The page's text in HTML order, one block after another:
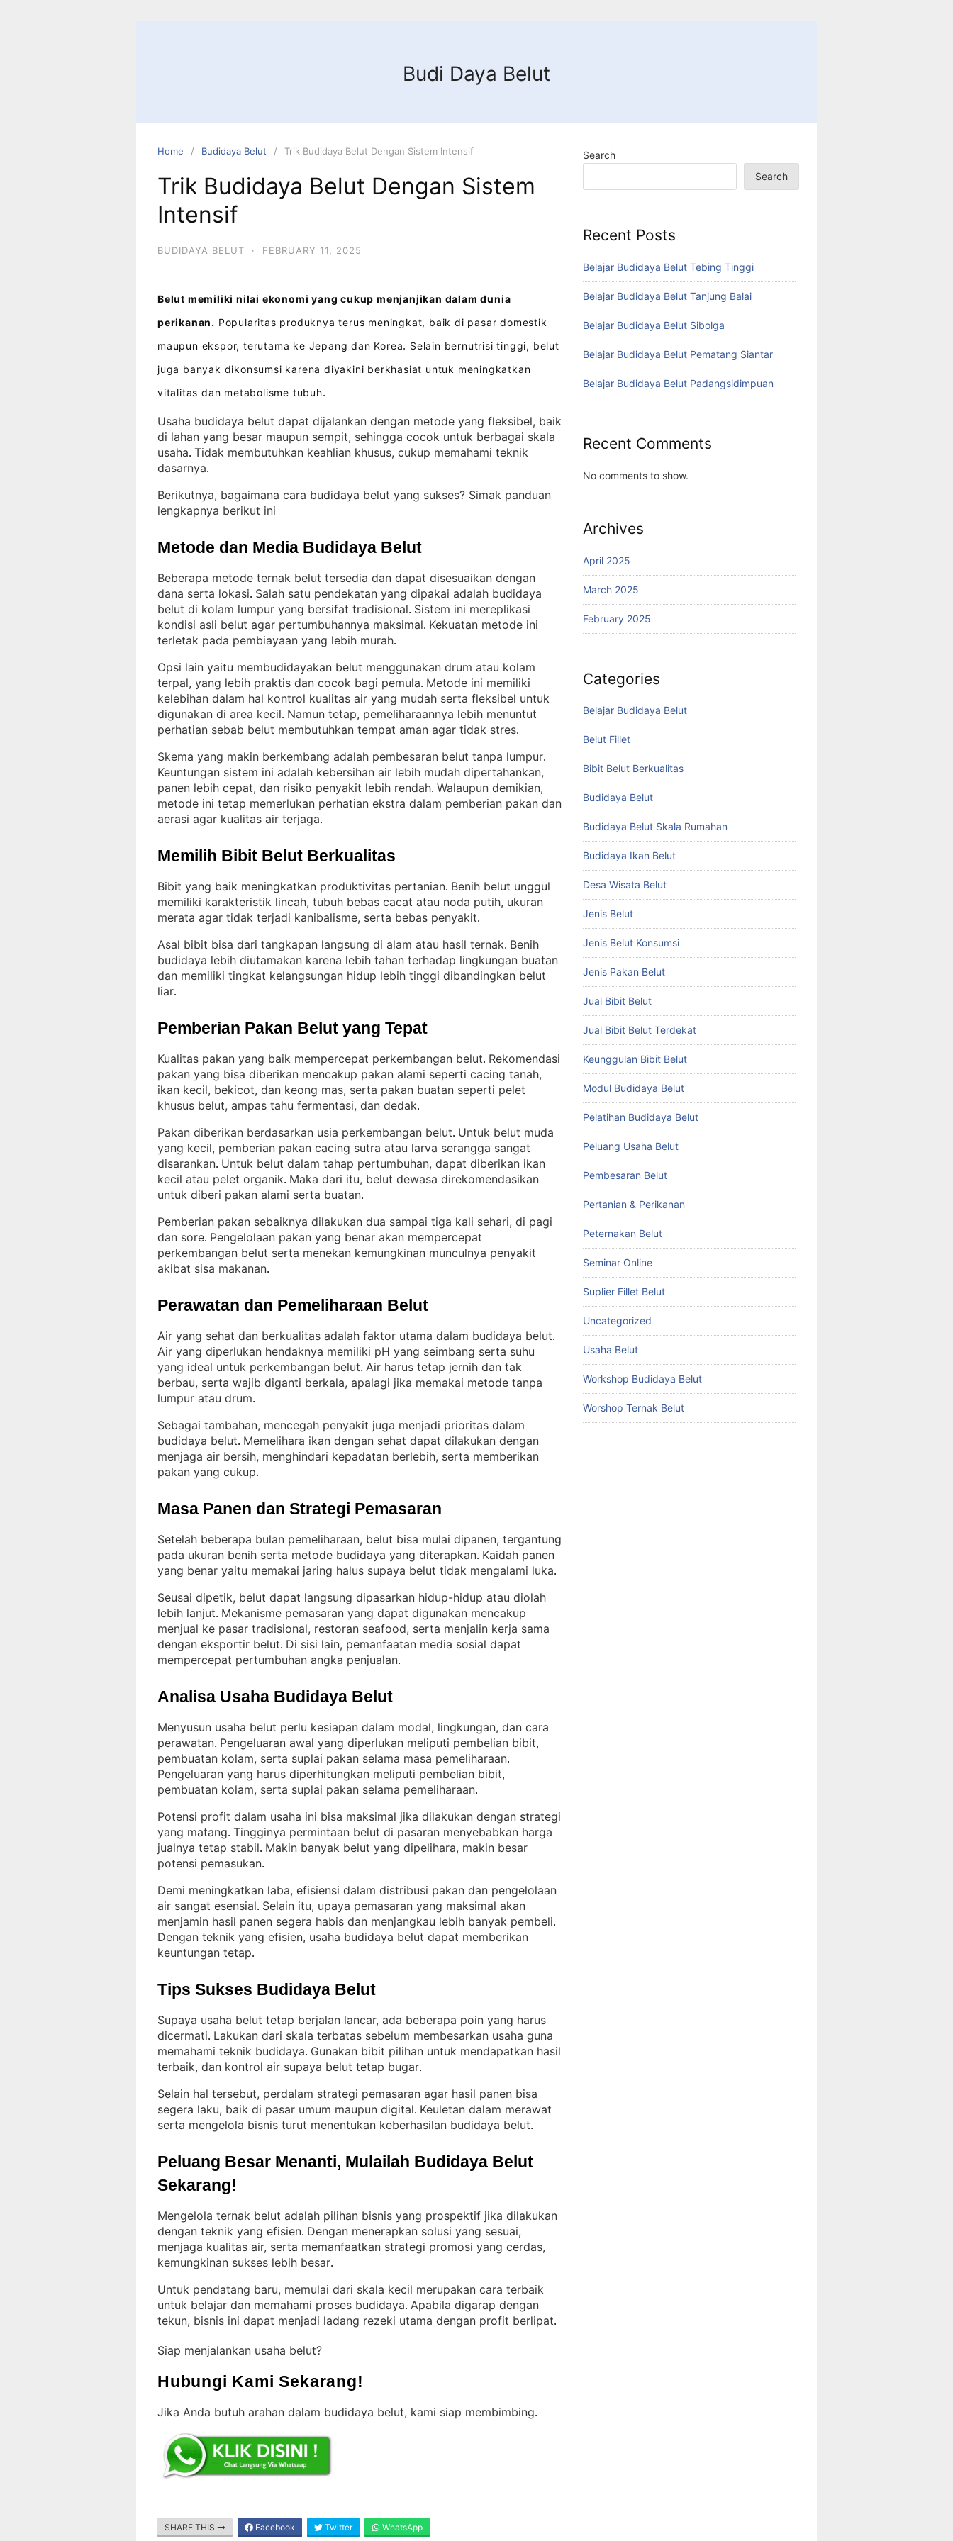
Budi Daya Belut
Home Budidaya Belut Trik Budidaya Belut Dengan Sistem Intensif
Trik Budidaya Belut Dengan Sistem
Intensif
BUDIDAYA BELUT · FEBRUARY 11, 2025
Belut memiliki nilai ekonomi yang cukup menjanjikan dalam dunia
perikanan. Popularitas produknya terus meningkat, baik di pasar domestik
maupun ekspor, terutama ke Jepang dan Korea. Selain bernutrisi tinggi, belut
juga banyak dikonsumsi karena diyakini berkhasiat untuk meningkatkan
vitalitas dan metabolisme tubuh.
Usaha budidaya belut dapat dijalankan dengan metode yang fleksibel, baik
di lahan yang besar maupun sempit, sehingga cocok untuk berbagai skala
usaha. Tidak membutuhkan keahlian khusus, cukup memahami teknik
dasarnya.
Berikutnya, bagaimana cara budidaya belut yang sukses? Simak panduan
lengkapnya berikut ini
Metode dan Media Budidaya Belut
Beberapa metode ternak belut tersedia dan dapat disesuaikan dengan
dana serta lokasi. Salah satu pendekatan yang dipakai adalah budidaya
belut di kolam lumpur yang bersifat tradisional. Sistem ini mereplikasi
kondisi asli belut agar pertumbuhannya maksimal. Kekuatan metode ini
terletak pada pembiayaan yang lebih murah.
Opsi lain yaitu membudidayakan belut menggunakan drum atau kolam
terpal, yang lebih praktis dan cocok bagi pemula. Metode ini memiliki
kelebihan dalam hal kontrol kualitas air yang mudah serta fleksibel untuk
digunakan di area kecil. Namun tetap, pemeliharaannya lebih menuntut
perhatian sebab belut membutuhkan tempat aman agar tidak stres.
Skema yang makin berkembang adalah pembesaran belut tanpa lumpur
Keuntungan sistem ini adalah kebersihan air lebih mudah dipertahankan,
panen lebih cepat, dan risiko penyakit lebih rendah. Walaupun demikian,
metode ini tetap memerlukan perhatian ekstra dalam pemberian pakan dan
aerasi agar kualitas air terjaga.
Memilih Bibit Belut Berkualitas
Bibit yang baik meningkatkan produktivitas pertanian. Benih belut unggul
memiliki karakteristik lincah, tubuh bebas cacat atau noda putih, ukuran
merata agar tidak terjadi kanibalisme, serta bebas penyakit.
Asal bibit bisa dari tangkapan langsung di alam atau hasil ternak. Benih
budidaya lebih diutamakan karena lebih tahan terhadap lingkungan buatan
dan memiliki tingkat kelangsungan hidup lebih tinggi dibandingkan belut
liar.
Pemberian Pakan Belut yang Tepat
Kualitas pakan yang baik mempercepat perkembangan belut. Rekomendasi
pakan yang bisa diberikan mencakup pakan alami seperti cacing tanah,
ikan kecil, bekicot, dan keong mas, serta pakan buatan seperti pelet
khusus belut, ampas tahu fermentasi, dan dedak.
Pakan diberikan berdasarkan usia perkembangan belut. Untuk belut muda
yang kecil, pemberian pakan cacing sutra atau larva serangga sangat
disarankan. Untuk belut dalam tahap pertumbuhan, dapat diberikan ikan
kecil atau pelet organik. Maka dari itu, belut dewasa direkomendasikan
untuk diberi pakan alami serta buatan.
Pemberian pakan sebaiknya dilakukan dua sampai tiga kali sehari, di pagi
dan sore. Pengelolaan pakan yang benar akan mempercepat
perkembangan belut serta menekan kemungkinan munculnya penyakit
akibat sisa makanan.
Perawatan dan Pemeliharaan Belut
Air yang sehat dan berkualitas adalah faktor utama dalam budidaya belut
Air yang diperlukan hendaknya memiliki pH yang seimbang serta suhu
yang ideal untuk perkembangan belut. Air harus tetap jernih dan tak
berbau, serta wajib diganti berkala, apalagi jika memakai metode tanpa
lumpur atau drum.
Sebagai tambahan, mencegah penyakit juga menjadi prioritas dalam
budidaya belut. Memelihara ikan dengan sehat dapat dilakukan dengan
menjaga air bersih, menghindari kepadatan berlebih, serta memberikan
pakan yang cukup.
Masa Panen dan Strategi Pemasaran
Setelah beberapa bulan pemeliharaan, belut bisa mulai dipanen, tergantung
pada ukuran benih serta metode budidaya yang diterapkan. Kaidah panen
yang benar yaitu memakai jaring halus supaya belut tidak mengalami luka.
Seusai dipetik, belut dapat langsung dipasarkan hidup-hidup atau diolah
lebih lanjut. Mekanisme pemasaran yang dapat digunakan mencakup
menjual ke pasar tradisional, restoran seafood, serta menjalin kerja sama
dengan eksportir belut. Di sisi lain, pemanfaatan media sosial dapat
mempercepat pertumbuhan angka penjualan.
Analisa Usaha Budidaya Belut
Menyusun usaha belut perlu kesiapan dalam modal, lingkungan, dan cara
perawatan. Pengeluaran awal yang diperlukan meliputi pembelian bibit,
pembuatan kolam, serta suplai pakan selama masa pemeliharaan
Pengeluaran yang harus diperhitungkan meliputi pembelian bibit,
pembuatan kolam, serta suplai pakan selama pemeliharaan.
Potensi profit dalam usaha ini bisa maksimal jika dilakukan dengan strategi
yang matang. Tingginya permintaan belut di pasaran menyebabkan harga
jualnya tetap stabil. Makin banyak belut yang dipelihara, makin besar
potensi pemasukan.
Demi meningkatkan laba, efisiensi dalam distribusi pakan dan pengelolaan
air sangat esensial. Selain itu, upaya pemasaran yang maksimal akan
menjamin hasil panen segera habis dan menjangkau lebih banyak pembeli
Dengan teknik yang efisien, usaha budidaya belut dapat memberikan
keuntungan tetap.
Tips Sukses Budidaya Belut
Supaya usaha belut tetap berjalan lancar, ada beberapa poin yang harus
dicermati. Lakukan dari skala terbatas sebelum membesarkan usaha guna
memahami teknik budidaya. Gunakan bibit pilihan untuk mendapatkan hasil
terbaik, dan kontrol air supaya belut tetap bugar.
Selain hal tersebut, perdalam strategi pemasaran agar hasil panen bisa
segera laku, baik di pasar umum maupun digital. Keuletan dalam merawat
serta mengelola bisnis turut menentukan keberhasilan budidaya belut.
Peluang Besar Menanti, Mulailah Budidaya Belut
Sekarang!
Mengelola ternak belut adalah pilihan bisnis yang prospektif jika dilakukan
dengan teknik yang efisien. Dengan menerapkan solusi yang sesuai,
menjaga kualitas air, serta memanfaatkan strategi promosi yang cerdas,
kemungkinan sukses lebih besar.
Untuk pendatang baru, memulai dari skala kecil merupakan cara terbaik
untuk belajar dan memahami proses budidaya. Apabila digarap dengan
tekun, bisnis ini dapat menjadi ladang rezeki utama dengan profit berlipat.
Siap menjalankan usaha belut?
Hubungi Kami Sekarang!
Jika Anda butuh arahan dalam budidaya belut, kami siap membimbing.
SHARE THIS Facebook Twitter WhatsApp
Search
Search
Recent Posts
Belajar Budidaya Belut Tebing Tinggi
Belajar Budidaya Belut Tanjung Balai
Belajar Budidaya Belut Sibolga
Belajar Budidaya Belut Pematang Siantar
Belajar Budidaya Belut Padangsidimpuan
Recent Comments
No comments to show.
Archives
April 2025
March 2025
February 2025
Categories
Belajar Budidaya Belut
Belut Fillet
Bibit Belut Berkualitas
Budidaya Belut
Budidaya Belut Skala Rumahan
Budidaya Ikan Belut
Desa Wisata Belut
Jenis Belut
Jenis Belut Konsumsi
Jenis Pakan Belut
Jual Bibit Belut
Jual Bibit Belut Terdekat
Keunggulan Bibit Belut
Modul Budidaya Belut
Pelatihan Budidaya Belut
Peluang Usaha Belut
Pembesaran Belut
Pertanian & Perikanan
Peternakan Belut
Seminar Online
Suplier Fillet Belut
Uncategorized
Usaha Belut
Workshop Budidaya Belut
Worshop Ternak Belut